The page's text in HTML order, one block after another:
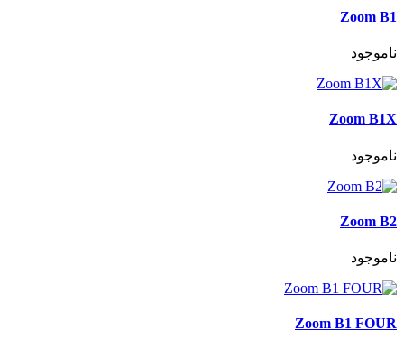
Zoom B1
ناموجود
Zoom B1X
ناموجود
Zoom B2
ناموجود
Zoom B1 FOUR